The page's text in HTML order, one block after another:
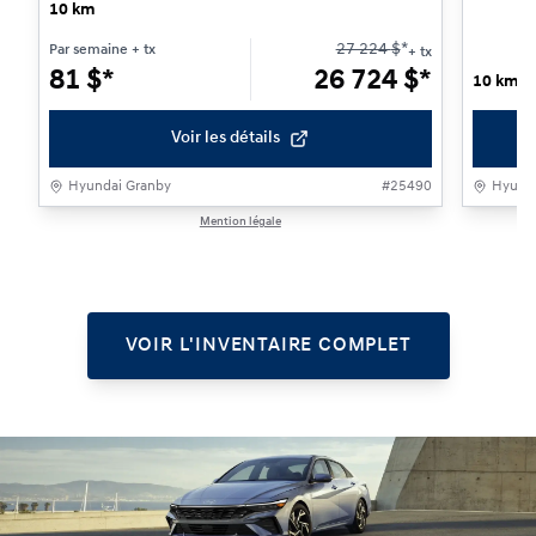
10 km
Par semaine + tx
81 $*
27 224$*+ tx
26 724 $*
Voir les détails
Hyundai Granby #25490
Mention légale
10 km
VOIR L'INVENTAIRE COMPLET